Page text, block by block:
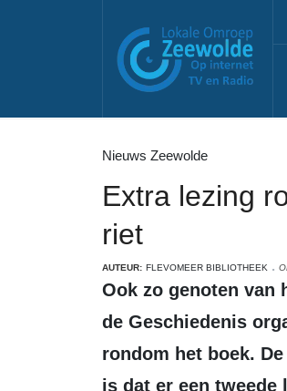
Nieuws Zeewolde
Extra lezing
riet
AUTEUR: FLEVOMEER BIBLIOTHEEK
Ook zo genoten
de Geschiedenis
rondom het boek.
is dat er een tweede